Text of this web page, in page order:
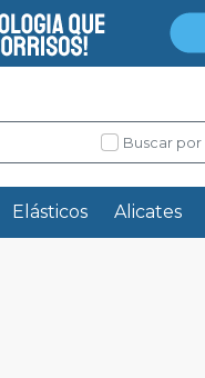
Buscar
Elásticos Alicates